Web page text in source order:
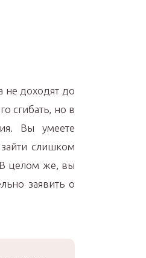
не доходят до
сгибать, но в
Вы умеете
слишком
В целом же, вы
заявить о